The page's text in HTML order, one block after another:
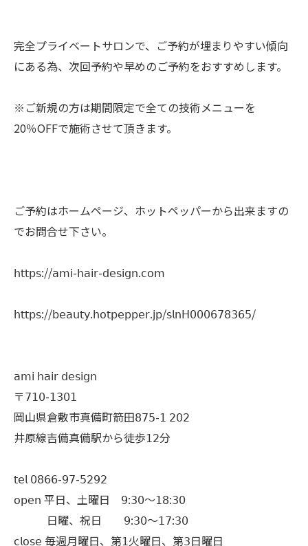
完全プライベートサロンで、ご予約が埋まりやすい傾向
にある為、次回予約や早めのご予約をおすすめします。
※ご新規の方は期間限定で全ての技術メニューを
20％OFFで施術させて頂きます。
ご予約はホームページ、ホットペッパーから出来ますの
でお問合せ下さい。
𝗁𝗍𝗍𝗉𝗌://𝖺𝗆𝗂-𝗁𝖺𝗂𝗋-𝖽𝖾𝗌𝗂𝗀𝗇.𝖼𝗈𝗆
𝗁𝗍𝗍𝗉𝗌://𝖻𝖾𝖺𝗎𝗍𝗒.𝗁𝗈𝗍𝗉𝖾𝗉𝗉𝖾𝗋.𝗃𝗉/𝗌𝗅𝗇𝖧𝟢𝟢𝟢𝟨𝟩𝟪𝟥𝟨𝟧/
𝖺𝗆𝗂 𝗁𝖺𝗂𝗋 𝖽𝖾𝗌𝗂𝗀𝗇
〒𝟩𝟣𝟢-𝟣𝟥𝟢𝟣
岡山県倉敷市真備町箭田𝟪𝟩𝟧-𝟣 𝟤𝟢𝟤
井原線吉備真備駅から徒歩𝟣𝟤分
𝗍𝖾𝗅 𝟢𝟪𝟨𝟨-𝟫𝟩-𝟧𝟤𝟫𝟤
𝗈𝗉𝖾𝗇 平日、土曜日 𝟫:𝟥𝟢〜𝟣𝟪:𝟥𝟢
日曜、祝日 𝟫:𝟥𝟢〜𝟣𝟩:𝟥𝟢
𝖼𝗅𝗈𝗌𝖾 毎週月曜日、第𝟣火曜日、第𝟥日曜日